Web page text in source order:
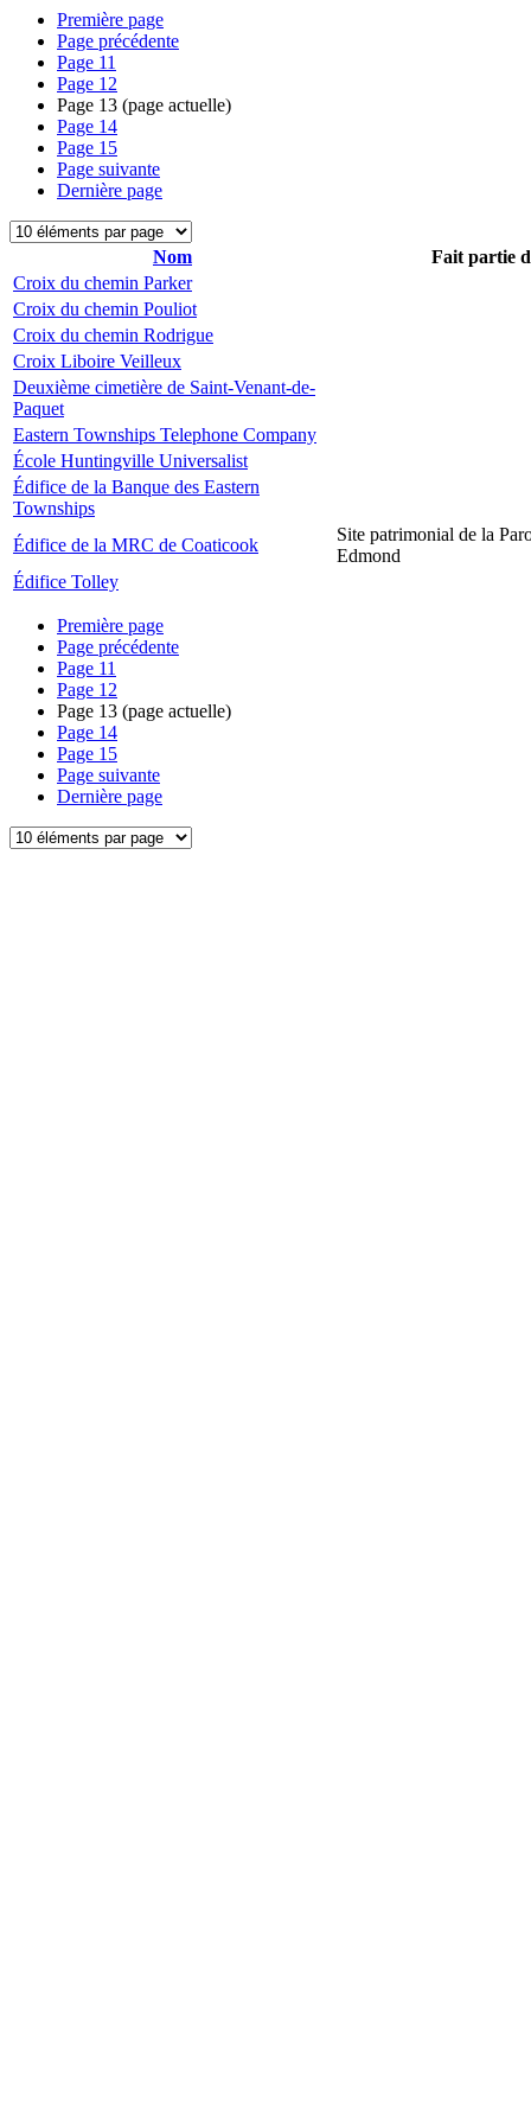
Première page
Page précédente
Page 11
Page 12
Page 13 (page actuelle)
Page 14
Page 15
Page suivante
Dernière page
Nom
Fait partie
Croix du chemin Parker
Croix du chemin Pouliot
Croix du chemin Rodrigue
Croix Liboire Veilleux
Deuxième cimetière de Saint-Venant-de-
Paquet
Eastern Townships Telephone Company
École Huntingville Universalist
Édifice de la Banque des Eastern
Townships
Édifice de la MRC de Coaticook
Site patrimonial de la
Edmond
Édifice Tolley
Première page
Page précédente
Page 11
Page 12
Page 13 (page actuelle)
Page 14
Page 15
Page suivante
Dernière page